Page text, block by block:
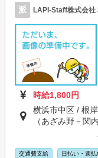
派 LAPI-Staff株式会社
時給1,800円
横浜市中区 / 根
（あざみ野－関
交通費支給 日払い・週払